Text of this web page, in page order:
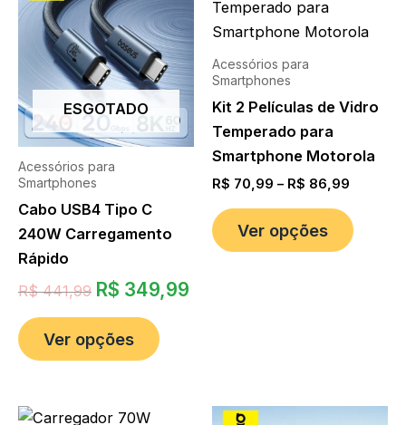
ESGOTADO
Acessórios para
Smartphones
Cabo USB4 Tipo C
240W Carregamento
Rápido
R$441,99 R$ 349,99
Ver opções
Acessórios para
Smartphones
Kit 2 Películas de Vidro
Temperado para
Smartphone Motorola
R$ 70,99 – R$ 86,99
Ver opções